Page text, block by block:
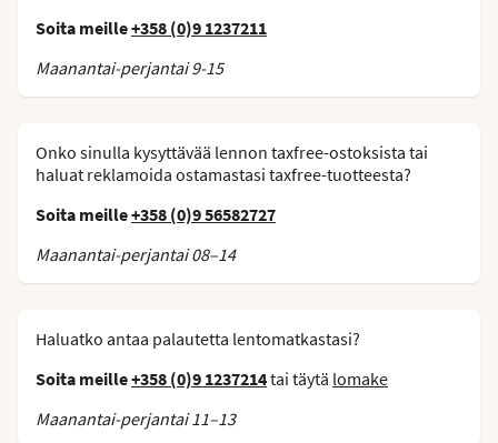
Soita meille+358 (0)9 1237211
Maanantai-perjantai 9-15
Onko sinulla kysyttävää lennon taxfree-ostoksista tai
haluat reklamoida ostamastasi taxfree-tuotteesta?
Soita meille+358 (0)9 56582727
Maanantai-perjantai 08–14
Haluatko antaa palautetta lentomatkastasi?
Soita meille+358 (0)9 1237214tai täytä lomake
Maanantai-perjantai 11–13